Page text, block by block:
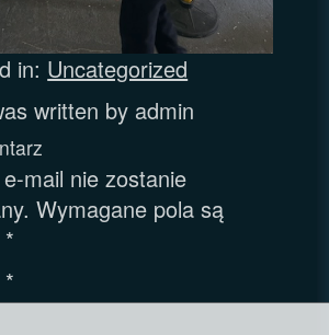
in: Uncategorized
written by admin
mail nie zostanie
Wymagane pola są
*
*